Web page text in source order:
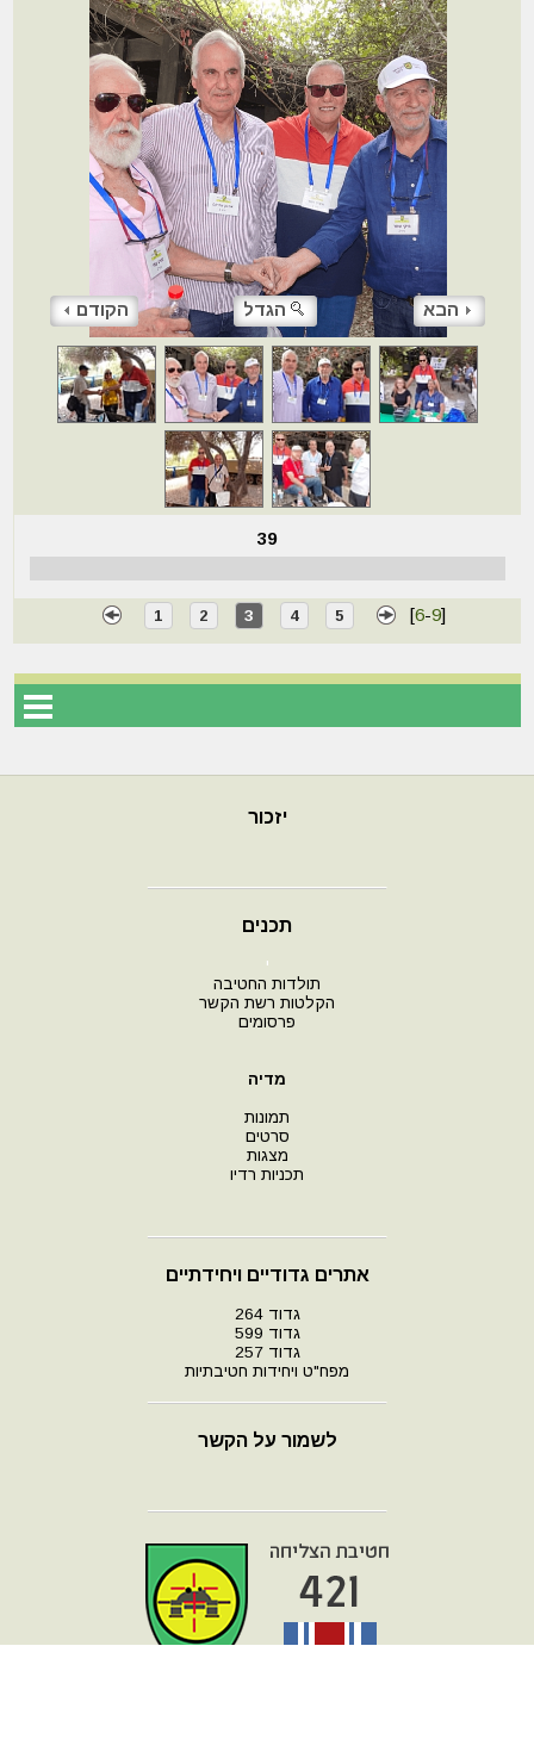
הקודם הגדל הבא
39
1 2 3 4 5 [6-9]
יזכור
תכנים
י
תולדות החטיבה
הקלטות רשת הקשר
פרסומים
מדיה
תמונות
סרטים
מצגות
תכניות רדיו
אתרים גדודיים ויחידתיים
גדוד 264
גדוד 599
גדוד 257
מפח"ט ויחידות חטיבתיות
לשמור על הקשר